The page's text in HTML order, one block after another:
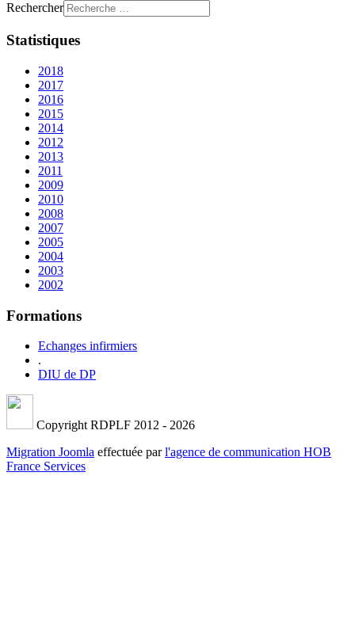
Rechercher
Statistiques
2018
2017
2016
2015
2014
2012
2013
2011
2009
2010
2008
2007
2005
2004
2003
2002
Formations
Echanges infirmiers
.
DIU de DP
Copyright RDPLF 2012 - 2026
Migration Joomla effectuée parl'agence de communication HOB
France Services